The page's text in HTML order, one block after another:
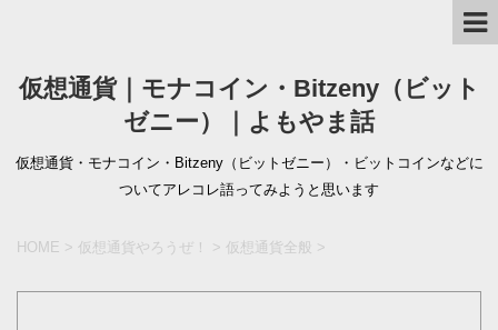
仮想通貨｜モナコイン・Bitzeny（ビット
ゼニー）｜よもやま話
仮想通貨・モナコイン・Bitzeny（ビットゼニー）・ビットコインなどに
ついてアレコレ語ってみようと思います
HOME > 仮想通貨やろうぜ！ > 仮想通貨全般 >